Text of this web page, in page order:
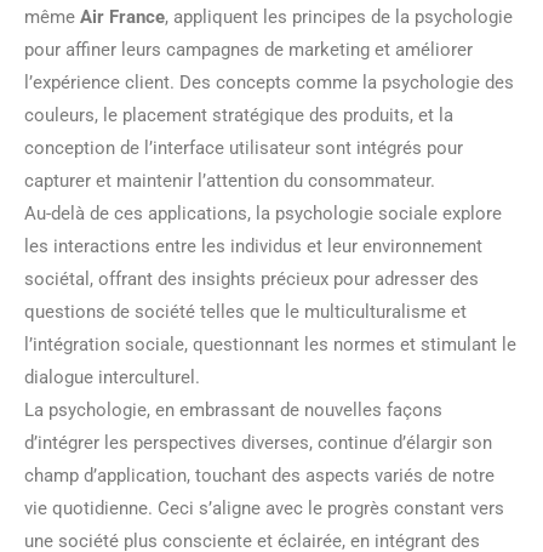
même Air France, appliquent les principes de la psychologie
pour affiner leurs campagnes de marketing et améliorer
l’expérience client. Des concepts comme la psychologie des
couleurs, le placement stratégique des produits, et la
conception de l’interface utilisateur sont intégrés pour
capturer et maintenir l’attention du consommateur.
Au-delà de ces applications, la psychologie sociale explore
les interactions entre les individus et leur environnement
sociétal, offrant des insights précieux pour adresser des
questions de société telles que le multiculturalisme et
l’intégration sociale, questionnant les normes et stimulant le
dialogue interculturel.
La psychologie, en embrassant de nouvelles façons
d’intégrer les perspectives diverses, continue d’élargir son
champ d’application, touchant des aspects variés de notre
vie quotidienne. Ceci s’aligne avec le progrès constant vers
une société plus consciente et éclairée, en intégrant des